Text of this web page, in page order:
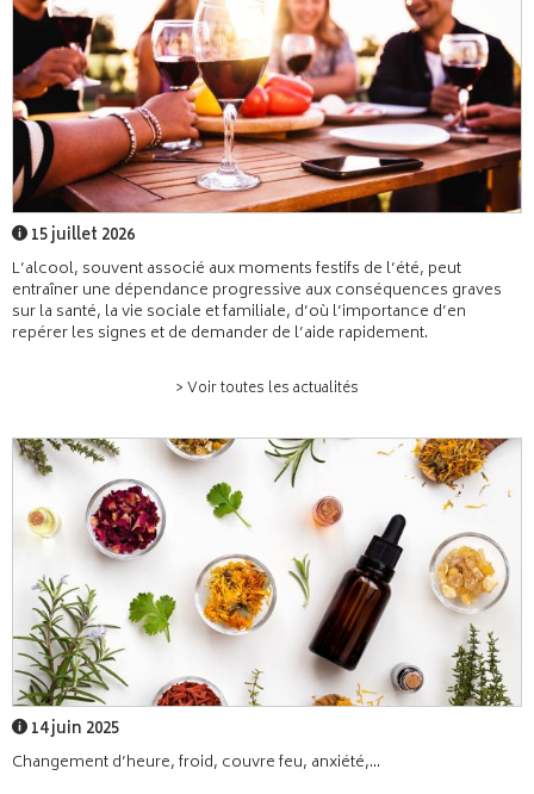
15 juillet 2026
L’alcool, souvent associé aux moments festifs de l’été, peut
entraîner une dépendance progressive aux conséquences graves
sur la santé, la vie sociale et familiale, d’où l’importance d’en
repérer les signes et de demander de l’aide rapidement.
> Voir toutes les actualités
14 juin 2025
Changement d’heure, froid, couvre feu, anxiété,...